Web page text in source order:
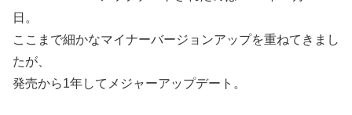
日。
ここまで細かなマイナーバージョンアップを重ねてきまし
たが、
発売から1年してメジャーアップデート。